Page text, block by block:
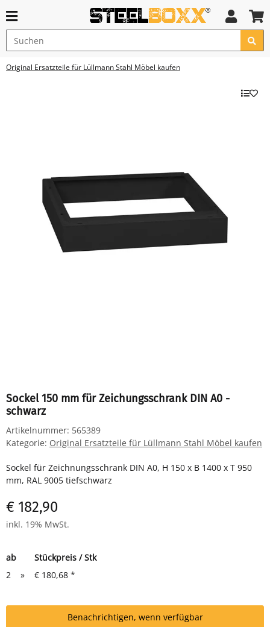
Original Ersatzteile für Lüllmann Stahl Möbel kaufen
Sockel 150 mm für Zeichungsschrank DIN A0 -
schwarz
Artikelnummer: 565389
Kategorie: Original Ersatzteile für Lüllmann Stahl Möbel kaufen
Sockel für Zeichnungsschrank DIN A0, H 150 x B 1400 x T 950
mm, RAL 9005 tiefschwarz
€ 182,90
inkl. 19% MwSt.
ab
Stückpreis / Stk
2
» € 180,68 *
Benachrichtigen, wenn verfügbar